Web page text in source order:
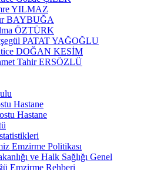
YILMAZ
BAYBUĞA
ÖZTÜRK
PATAT YAĞOĞLU
DOĞAN KESİM
Tahir ERSÖZLÜ
Hastane
Hastane
Emzirme Politikası
ve Halk Sağlığı Genel
Emzirme Rehberi